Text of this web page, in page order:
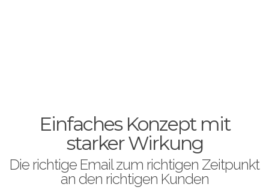
Einfaches Konzept mit
starker Wirkung
Die richtige Email zum richtigen Zeitpunkt
an den richtigen Kunden